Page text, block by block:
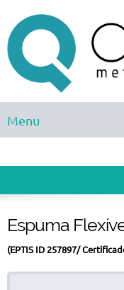
Menu
Espuma
(EPTIS ID 257897/